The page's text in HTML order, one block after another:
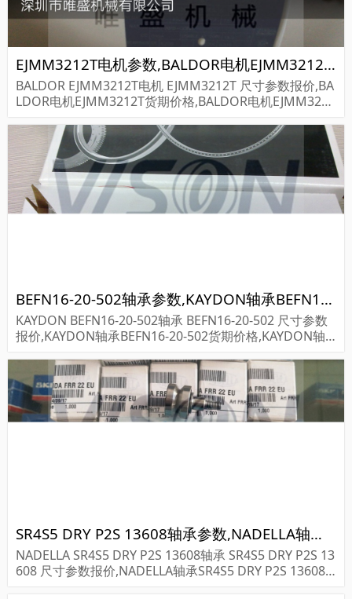
EJMM3212T电机参数,BALDOR电机EJMM3212T重量
BALDOR EJMM3212T电机 EJMM3212T 尺寸参数报价,BA
LDOR电机EJMM3212T货期价格,BALDOR电机EJMM3212
BEFN16-20-502轴承参数,KAYDON轴承BEFN16-20-502重量
KAYDON BEFN16-20-502轴承 BEFN16-20-502 尺寸参数
报价,KAYDON轴承BEFN16-20-502货期价格,KAYDON轴
SR4S5 DRY P2S 13608轴承参数,NADELLA轴承SR4S5 DRY P2S 13608重量
NADELLA SR4S5 DRY P2S 13608轴承 SR4S5 DRY P2S 13
608 尺寸参数报价,NADELLA轴承SR4S5 DRY P2S 13608